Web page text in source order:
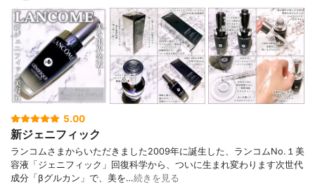
5.00
新ジェニフィック
ランコムさまからいただきました2009年に誕生した、ランコムNo.１美
容液「ジェニフィック」回復科学から、ついに生まれ変わります次世代
成分「βグルカン」で、美を…続きを見る